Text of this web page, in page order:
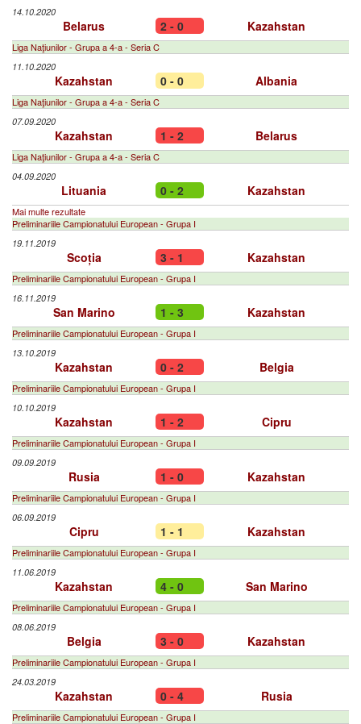
14.10.2020
Belarus 2 - 0 Kazahstan
Liga Naţiunilor - Grupa a 4-a - Seria C
11.10.2020
Kazahstan 0 - 0 Albania
Liga Naţiunilor - Grupa a 4-a - Seria C
07.09.2020
Kazahstan 1 - 2 Belarus
Liga Naţiunilor - Grupa a 4-a - Seria C
04.09.2020
Lituania 0 - 2 Kazahstan
Mai multe rezultate
Preliminariile Campionatului European - Grupa I
19.11.2019
Scoția 3 - 1 Kazahstan
Preliminariile Campionatului European - Grupa I
16.11.2019
San Marino 1 - 3 Kazahstan
Preliminariile Campionatului European - Grupa I
13.10.2019
Kazahstan 0 - 2 Belgia
Preliminariile Campionatului European - Grupa I
10.10.2019
Kazahstan 1 - 2 Cipru
Preliminariile Campionatului European - Grupa I
09.09.2019
Rusia 1 - 0 Kazahstan
Preliminariile Campionatului European - Grupa I
06.09.2019
Cipru 1 - 1 Kazahstan
Preliminariile Campionatului European - Grupa I
11.06.2019
Kazahstan 4 - 0 San Marino
Preliminariile Campionatului European - Grupa I
08.06.2019
Belgia 3 - 0 Kazahstan
Preliminariile Campionatului European - Grupa I
24.03.2019
Kazahstan 0 - 4 Rusia
Preliminariile Campionatului European - Grupa I